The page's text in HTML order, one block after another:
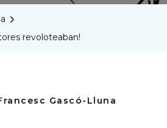
revoloteaban!
Gascó-Lluna